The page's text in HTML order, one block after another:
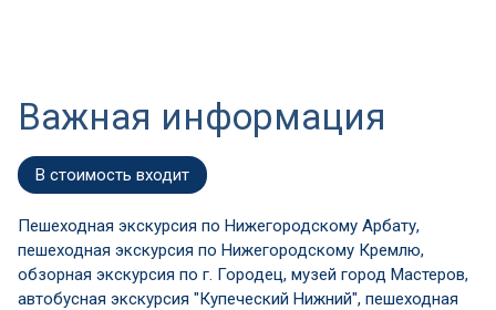
Важная информация
В стоимость входит
Пешеходная экскурсия по Нижегородскому Арбату,
пешеходная экскурсия по Нижегородскому Кремлю,
обзорная экскурсия по г. Городец, музей город Мастеров,
автобусная экскурсия "Купеческий Нижний", пешеходная